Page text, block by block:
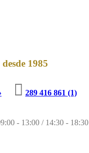
1985
 289 416 861 (1)
- 13:00 / 14:30 - 18:30